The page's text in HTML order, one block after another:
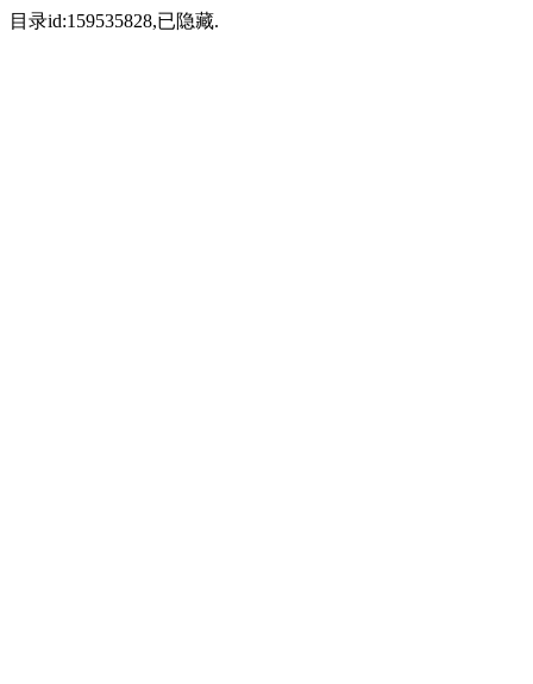
目录id:159535828,已隐藏.